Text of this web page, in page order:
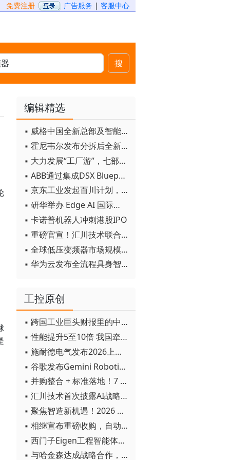
免费注册 广告服务 | 客服中心
搜
编辑精选
▪ 威格中国全新总部及智能工厂启用
▪ 霍尼韦尔发布分拆后全新品牌：霍尼韦尔科技与霍尼韦尔航空航天
▪ 大力发展“工厂游”，七部门联合发文！
▪ ABB通过集成DSX Blueprint AI基础设施，扩大与英伟达的合作
▪ 京东工业发起百川计划， 构建工业大模型新生态
▪ 研华举办 Edge AI 国际论坛
▪ 卡诺普机器人冲刺港股IPO
▪ 重磅官宣！汇川技术联合发起 D12 联盟，开创产教融合新范式
▪ 全球低压变频器市场规模2030年将超170亿美元
▪ 华为云发布全流程具身智能开发平台CloudRobo
工控原创
▪ 跨国工业巨头财报里的中国成绩单
▪ 性能提升5至10倍 我国牵头制定的WiTSnet工业以太网国际标准正式发布
▪ 施耐德电气发布2026上半年可持续发展成绩单 "Impact 2030"路线图开局稳健
▪ 谷歌发布Gemini Robotics 2模型 实现人形机器人全身智能控制突破
▪ 并购整合 + 标准落地！7 月工业自动化产业动态速递
▪ 汇川技术首次披露AI战略进展：从两个方面推动“AI业务化”落地
▪ 聚焦智造新机遇！2026 青岛数字化及智能制造技术论坛圆满落幕
▪ 相继宣布重磅收购，自动化巨头新一轮并购潮剑指何方？
▪ 西门子Eigen工程智能体落地中国，工业AI跨越物理世界“确定性”拐点
▪ 与哈金森达成战略合作，乐聚机器人何以持续获得工业巨头青睐？